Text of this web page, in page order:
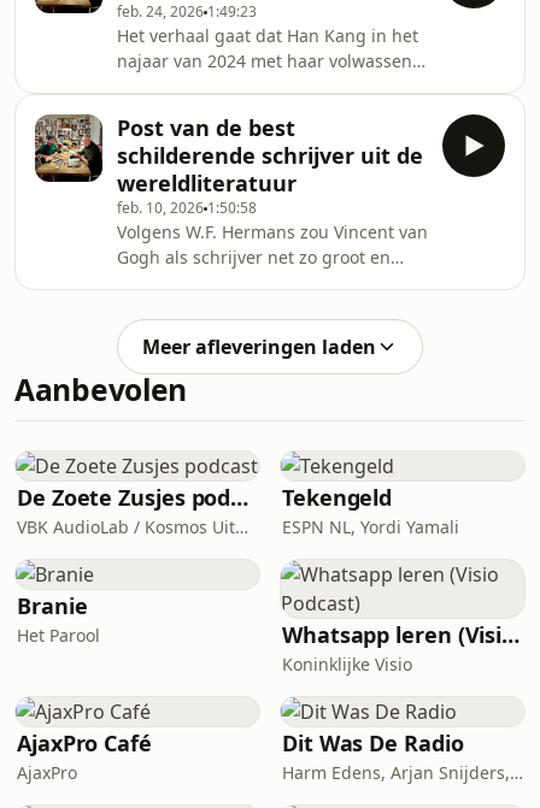
bespreken we het bijna complete
oeuvre van deze gedeelde
favoriet.Doen we dat uitvoerig?
Ja.Hebben we daarvoor aan twee uur
genoeg? Natúúrlijk niet.Een podcast
over een eclips op Elba, o
feb. 24, 2026 1:49:23
Het verhaal gaat dat Han Kang in het
najaar van 2024 met haar volwassen
bevond zich een hoge ome van het
Nobelprijscomité die haar in zijn in
Scandinavisch-Engels hartelijk
feliciteerde met de Nobelprijs voor de
Literatuur. Han Kang hing op,
controleerde op internet of het
inderdaad waar was, zette vervolgens
haar telefoon uit
Post van de best
schilderende schrijver uit de
wereldliteratuur
feb. 10, 2026 1:50:58
Volgens W.F. Hermans zou Vincent van
Gogh als schrijver net zo groot en
hoewel Van Gogh zich voor zover wij
weten nooit aan fictie heeft gewaagd,
doet de kwaliteit van de honderden
brieven die van hem zijn overgeleverd
Van Goghs correspondentie, die nooit
bedoeld was om door iemand anders
gelezen
Meer afleveringen laden
Aanbevolen
De Zoete Zusjes podcast
VBK AudioLab / Kosmos Uitgevers
Tekengeld
ESPN NL, Yordi Yamali
Branie
Het Parool Whatsapp leren (Visio Podcast)
Koninklijke Visio
AjaxPro Café
AjaxPro
Dit Was De Radio
Harm Edens, Arjan Snijders, Ron Vergouwen